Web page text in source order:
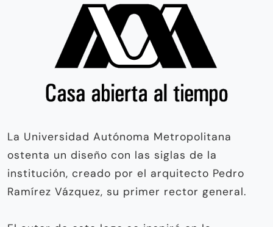
La Universidad Autónoma Metropolitana
ostenta un diseño con las siglas de la
institución, creado por el arquitecto Pedro
Ramírez Vázquez, su primer rector general.